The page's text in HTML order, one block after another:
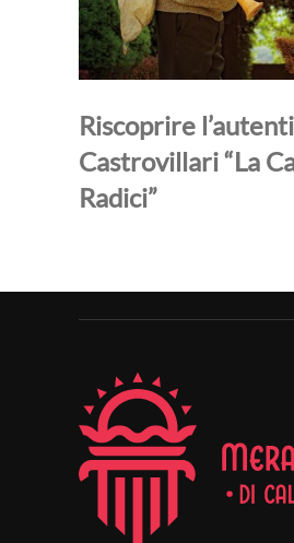
Riscoprire
Castrovillari “La
Radici”